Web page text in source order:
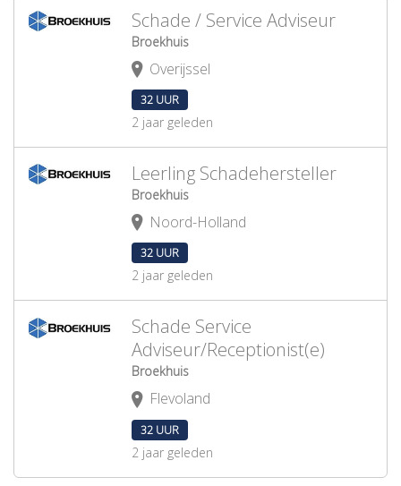
Schade / Service Adviseur
Broekhuis
Overijssel
32 UUR
2 jaar geleden
Leerling Schadehersteller
Broekhuis
Noord-Holland
32 UUR
2 jaar geleden
Schade Service
Adviseur/Receptionist(e)
Broekhuis
Flevoland
32 UUR
2 jaar geleden